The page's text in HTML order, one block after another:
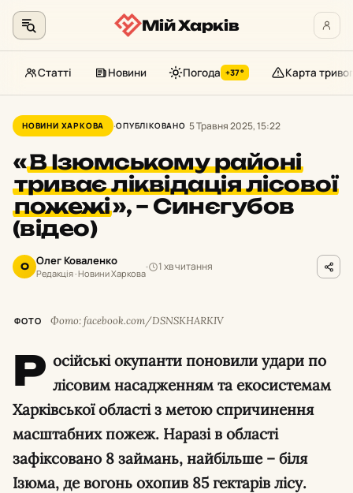
до
контенту
Мій Харків
Статті Новини Погода +37° Карта тривог
НОВИНИ ХАРКОВА ОПУБЛІКОВАНО 5 Травня 2025, 15:22
«В Ізюмському районі
триває ліквідація лісової
пожежі»,– Синєгубов
(відео)
О Олег Коваленко
Редакція · Новини Харкова
1 хв читання
ФОТО Фото: facebook.com/DSNSKHARKIV
Р осійські окупанти поновили удари по
лісовим насадженням та екосистемам
Харківської області з метою спричинення
масштабних пожеж. Наразі в області
зафіксовано 8 займань, найбільше – біля
Ізюма, де вогонь охопив 85 гектарів лісу.